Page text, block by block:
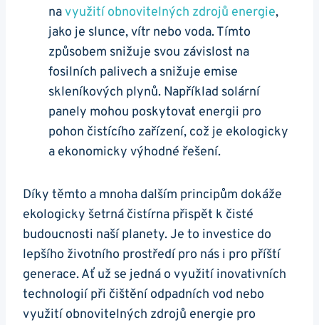
navyužití obnovitelných zdrojů energie,
jako je slunce, vítr nebo voda. Tímto
způsobem snižuje svou závislost na
fosilních palivech a snižuje emise
skleníkových plynů. Například solární
panely mohou poskytovat energii pro
pohon čistícího zařízení, což je ekologicky
a ekonomicky výhodné řešení.
Díky těmto a mnoha dalším principům dokáže
ekologicky šetrná čistírna přispět k čisté
budoucnosti naší planety. Je to investice do
lepšího životního prostředí pro nás i pro příští
generace. Ať už se jedná o využití inovativních
technologií při čištění odpadních vod nebo
využití obnovitelných zdrojů energie pro